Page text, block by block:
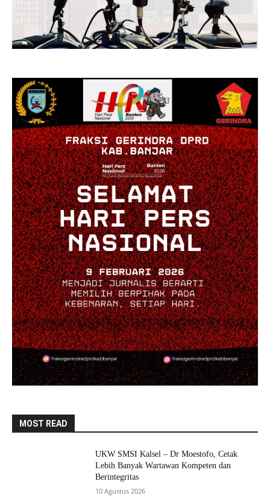
MOST READ
UKW SMSI Kalsel – Dr Moestofo, Cetak
Lebih Banyak Wartawan Kompeten dan
Berintegritas
10 Agustus 2026